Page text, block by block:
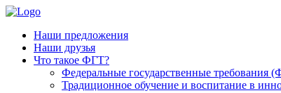
Наши предложения
Наши друзья
Что такое ФГТ?
Федеральные государственные требования
Традиционное обучение и воспитание в